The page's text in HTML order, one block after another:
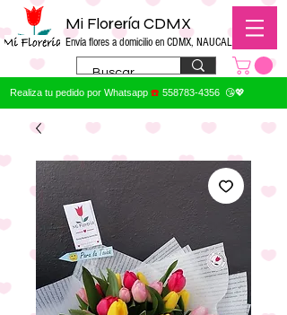
Mi Florería CDMX
Envía flores a domicilio en CDMX, NAUCALPAN
Realiza tu pedido por Whatsapp ☎️ 558783-4356 😘💖